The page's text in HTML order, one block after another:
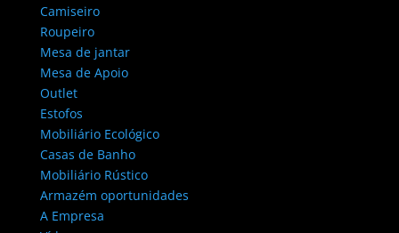
Camiseiro
Roupeiro
Mesa de jantar
Mesa de Apoio
Outlet
Estofos
Mobiliário Ecológico
Casas de Banho
Mobiliário Rústico
Armazém oportunidades
A Empresa